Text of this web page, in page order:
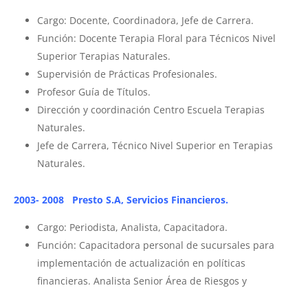
Cargo: Docente, Coordinadora, Jefe de Carrera.
Función: Docente Terapia Floral para Técnicos Nivel
Superior Terapias Naturales.
Supervisión de Prácticas Profesionales.
Profesor Guía de Títulos.
Dirección y coordinación Centro Escuela Terapias
Naturales.
Jefe de Carrera, Técnico Nivel Superior en Terapias
Naturales.
2003- 2008 Presto S.A, Servicios Financieros.
Cargo: Periodista, Analista, Capacitadora.
Función: Capacitadora personal de sucursales para
implementación de actualización en políticas
financieras. Analista Senior Área de Riesgos y